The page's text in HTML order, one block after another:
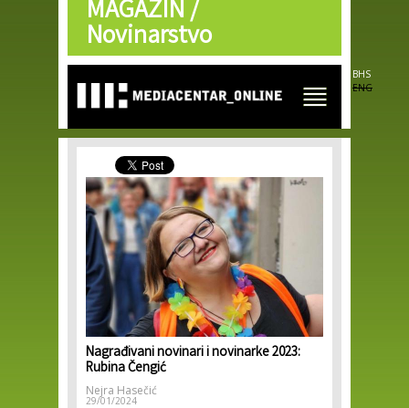
Skip to
main
content
MAGAZIN /
Novinarstvo
BHS
ENG
Nagrađivani novinari i novinarke 2023:
Rubina Čengić
Nejra Hasečić
29/01/2024